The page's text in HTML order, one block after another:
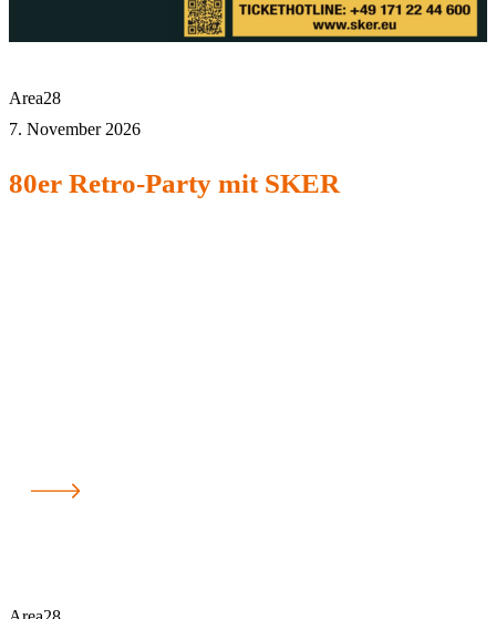
Area28
7. November 2026
80er Retro-Party mit SKER